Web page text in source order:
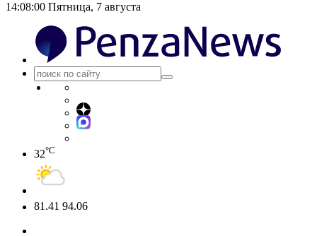
14:08:01 Пятница, 7 августа
32°C
81.41 94.06